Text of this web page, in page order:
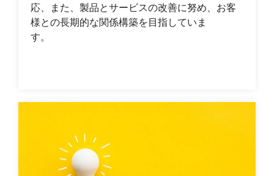
応、また、製品とサービスの改善に努め、お客
様との長期的な関係構築を目指していま
す。
333 桃園市亀山区民生北路一段46号（台湾）